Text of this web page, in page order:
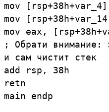
mov
[ rsp+38h+var_4]
mov
[ rsp+38h+var_14
mov
eax , [ rsp+38h+
; Обрати внимание:
и сам чистит стек
add
rsp ,
38h
retn
main
endp